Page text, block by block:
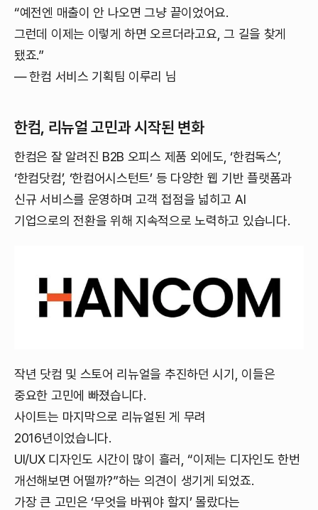
“예전엔 매출이 안 나오면 그냥 끝이었어요.
그런데 이제는 이렇게 하면 오르더라고요, 그 길을 찾게
됐죠.”
— 한컴 서비스 기획팀 이루리 님
한컴, 리뉴얼 고민과 시작된 변화
한컴은 잘 알려진 B2B 오피스 제품 외에도, ‘한컴독스’,
‘한컴닷컴’, ‘한컴어시스턴트’ 등 다양한 웹 기반 플랫폼과
신규 서비스를 운영하며 고객 접점을 넓히고 AI
기업으로의 전환을 위해 지속적으로 노력하고 있습니다.
작년 닷컴 및 스토어 리뉴얼을 추진하던 시기, 이들은
중요한 고민에 빠졌습니다.
사이트는 마지막으로 리뉴얼된 게 무려
2016년이었습니다.
UI/UX 디자인도 시간이 많이 흘러, “이제는 디자인도 한번
개선해보면 어떨까?”하는 의견이 생기게 되었죠.
가장 큰 고민은 ‘무엇을 바꿔야 할지’ 몰랐다는